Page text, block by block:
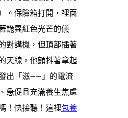
。保險箱打開，裡面
詭異紅色光芒的儀
對講機，但頂部插著
天線。他顫抖著拿起
出「滋——」的電流
急促且充滿養生焦慮
！快接聽！這裡包養